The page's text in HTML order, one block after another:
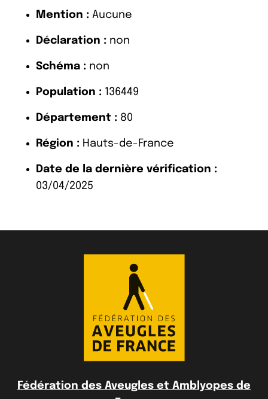
Mention : Aucune
Déclaration : non
Schéma : non
Population : 136449
Département : 80
Région : Hauts-de-France
Date de la dernière vérification :
03/04/2025
Fédération des Aveugles et Amblyopes de